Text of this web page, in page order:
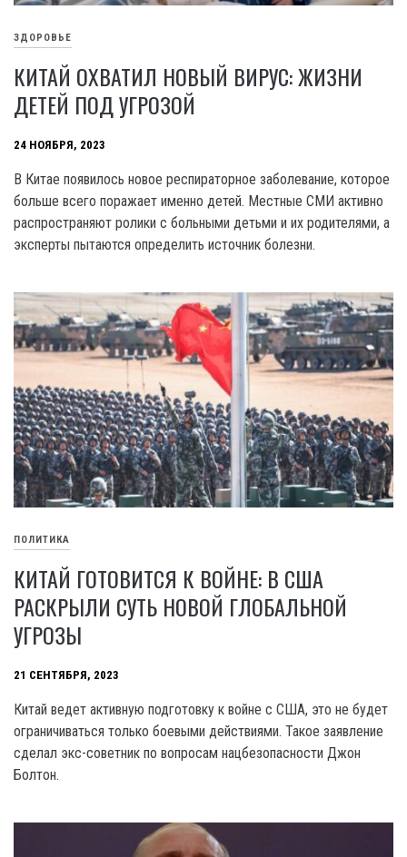
ЗДОРОВЬЕ
КИТАЙ ОХВАТИЛ НОВЫЙ ВИРУС: ЖИЗНИ
ДЕТЕЙ ПОД УГРОЗОЙ
24 НОЯБРЯ, 2023
B Китае появилось новое респираторное заболевание, которое
больше всего поражает именно детей. Местные СМИ активно
распространяют ролики с больными детьми и их родителями, а
эксперты пытаются определить источник болезни.
ПОЛИТИКА
КИТАЙ ГОТОВИТСЯ К ВОЙНЕ: В США
РАСКРЫЛИ СУТЬ НОВОЙ ГЛОБАЛЬНОЙ
УГРОЗЫ
21 СЕНТЯБРЯ, 2023
Китай ведет активную подготовку к войне с США, это не будет
ограничиваться только боевыми действиями. Такое заявление
сделал экс-советник по вопросам нацбезопасности Джон
Болтон.